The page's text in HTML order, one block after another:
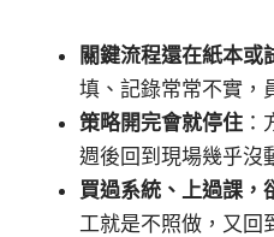
關鍵流程還在紙本或
填、記錄常常不實，
策略開完會就停住
週後回到現場幾乎沒
買過系統、上過課，
工就是不照做，又回